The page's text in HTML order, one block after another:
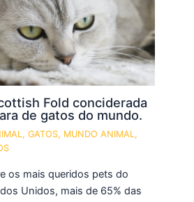
Fold conciderada
de gatos do mundo.
,GATOS, MUNDO ANIMAL,
os mais queridos pets do
Unidos, mais de 65% das